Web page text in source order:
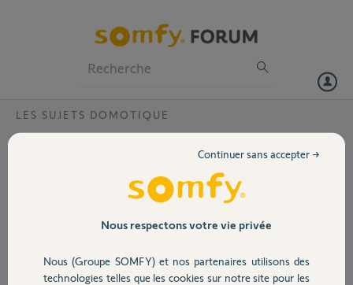
Volet
Sécurité
LES SUJETS DOMOTIQUE
Réactivation de ma box Tahoma après un
Je viens de rebrancher ma box Tahoma après un long arrêt et un
changement de maison. Apparemment elle est activée.
Pouvez-vous m aider ?
Cordialement
Nous respectons votre vie privée
Nous (Groupe SOMFY) et nos partenaires utilisons des
technologies telles que les cookies sur notre site pour les
Continuer sans accepter →